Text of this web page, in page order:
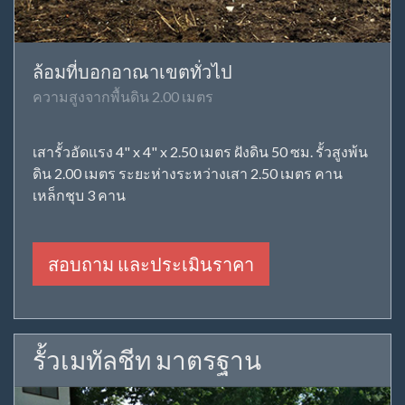
ล้อมที่บอกอาณาเขตทั่วไป
ความสูงจากพื้นดิน 2.00 เมตร
เสารั้วอัดแรง 4" x 4" x 2.50 เมตร ฝังดิน 50 ซม. รั้วสูงพ้น
ดิน 2.00 เมตร ระยะห่างระหว่างเสา 2.50 เมตร คาน
เหล็กชุบ 3 คาน
สอบถาม และประเมินราคา
รั้วเมทัลชีท มาตรฐาน